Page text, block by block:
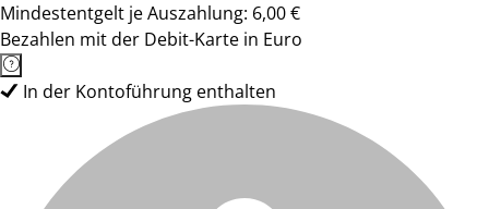
Mindestentgelt je Auszahlung: 6,00 €
Bezahlen mit der Debit-Karte in Euro
In der Kontoführung enthalten